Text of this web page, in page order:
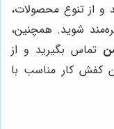
و از تنوع محصولات،
شوید. همچنین،
تماس بگیرید و از
کفش کار مناسب با